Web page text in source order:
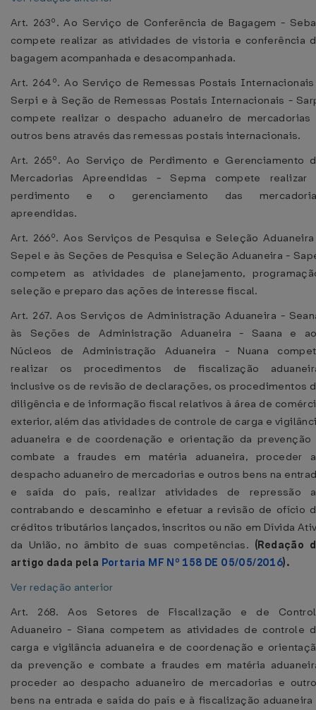
Art. 263º. Ao Serviço de Conferência de Bagagem -
compete realizar as atividades de vistoria e conferência
bagagem acompanhada e desacompanhada.
Art. 264º. Ao Serviço de Remessas Postais
Serpi e à Seção de Remessas Postais Internacionais -
compete realizar o despacho aduaneiro de mercadorias
outros bens através das remessas postais internacionais.
Art. 265º. Ao Serviço de Perdimento e Gerenciamento
Mercadorias Apreendidas - Sepma compete realizar
perdimento e o gerenciamento das
apreendidas.
Art. 266º. Aos Serviços de Pesquisa e Seleção
Sepel e às Seções de Pesquisa e Seleção Aduaneira -
competem as atividades de planejamento,
seleção e preparo das ações de interesse fiscal.
Art. 267. Aos Serviços de Administração Aduaneira -
às Seções de Administração Aduaneira - Saana e
Núcleos de Administração Aduaneira - Nuana
realizar os procedimentos de fiscalização
inclusive os de revisão de declarações, os procedimentos
diligência e de informação fiscal relativos à área de
exterior, além das atividades de controle de carga e
aduaneira e de coordenação e orientação da prevenção
combate a fraudes em matéria aduaneira, proceder
despacho aduaneiro de mercadorias e outros bens na
e saída do país, realizar atividades de repressão
contrabando e descaminho e efetuar a revisão de ofício
créditos tributários lançados, inscritos ou não em Dívida
da União, no âmbito de suas competências. (Redação
artigo dada pela Portaria MF Nº 158 DE 05/05/2016).
Ver redação anterior
Art. 268. Aos Setores de Fiscalização e de
Aduaneiro - Siana competem as atividades de controle
carga e vigilância aduaneira e de coordenação e
da prevenção e combate a fraudes em matéria
proceder ao despacho aduaneiro de mercadorias e
bens na entrada e saída do país e à fiscalização aduaneira